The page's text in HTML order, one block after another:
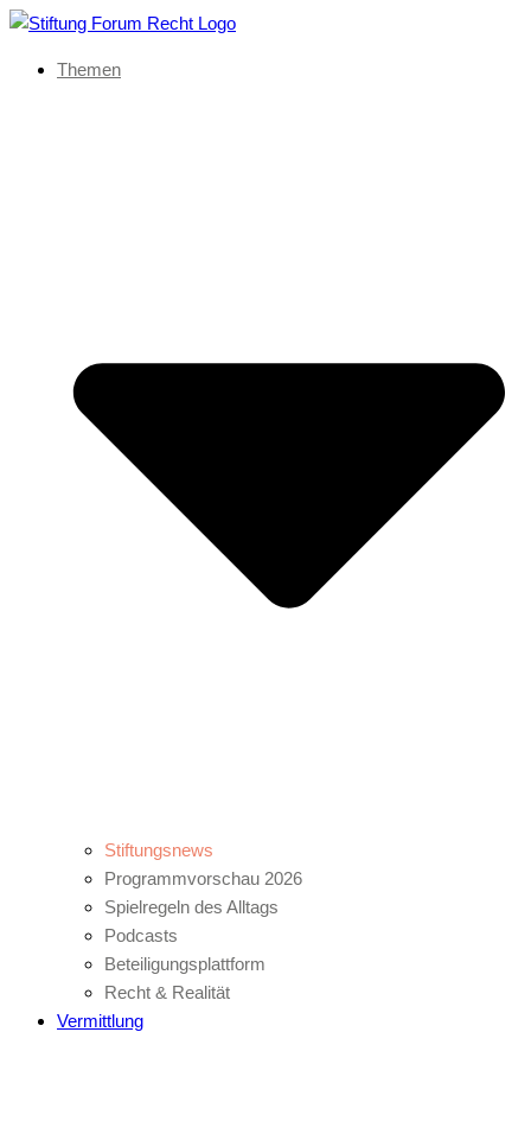
Themen
Stiftungsnews
Programmvorschau 2026
Spielregeln des Alltags
Podcasts
Beteiligungsplattform
Recht & Realität
Vermittlung